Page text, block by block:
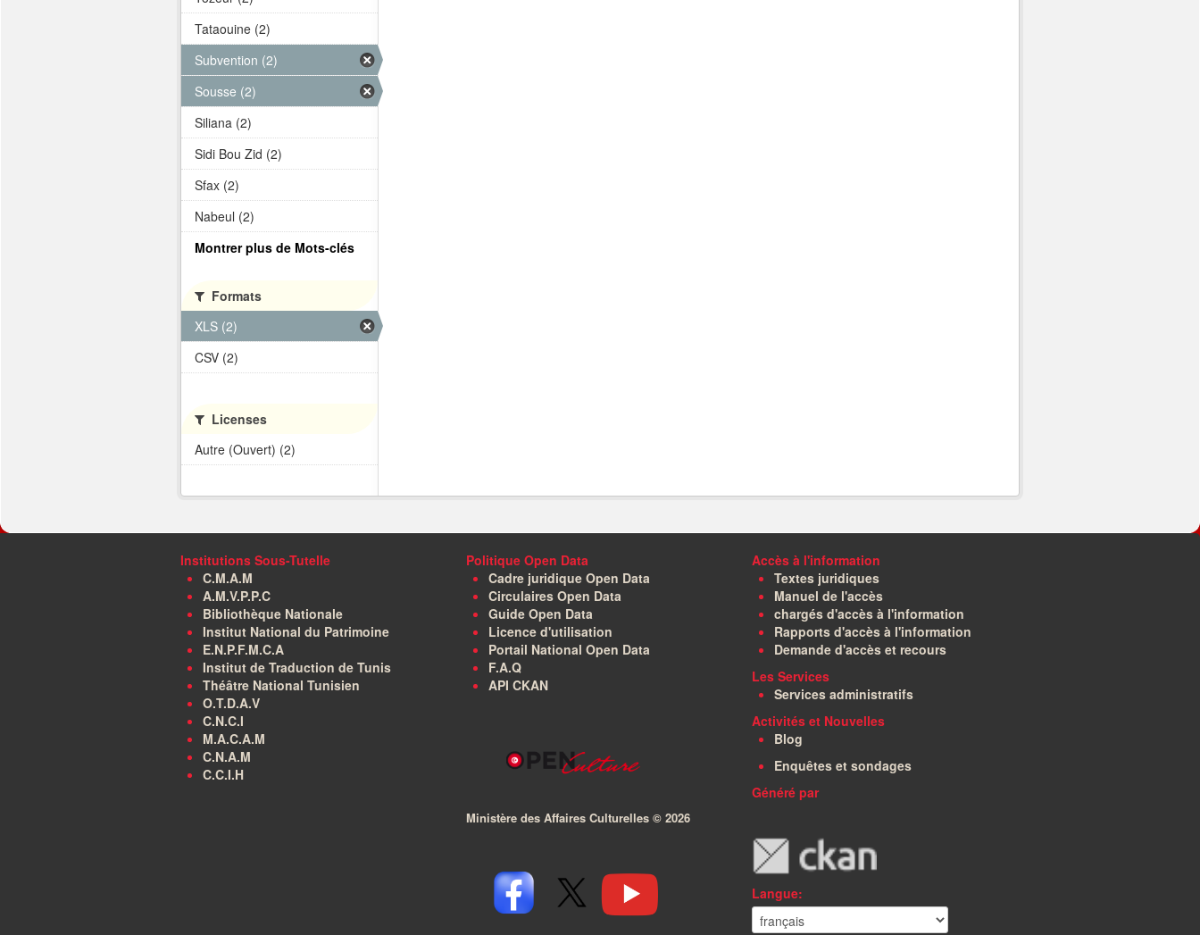
Tataouine (2)
Subvention (2)
Sousse (2)
Siliana (2)
Sidi Bou Zid (2)
Sfax (2)
Nabeul (2)
Montrer plus de Mots-clés
Formats
XLS (2)
CSV (2)
Licenses
Autre (Ouvert) (2)
Institutions Sous-Tutelle
C.M.A.M
A.M.V.P.P.C
Bibliothèque Nationale
Institut National du Patrimoine
E.N.P.F.M.C.A
Institut de Traduction de Tunis
Théâtre National Tunisien
O.T.D.A.V
C.N.C.I
M.A.C.A.M
C.N.A.M
C.C.I.H
Politique Open Data
Cadre juridique Open Data
Circulaires Open Data
Guide Open Data
Licence d'utilisation
Portail National Open Data
F.A.Q
API CKAN
Ministère des Affaires Culturelles © 2026
Accès à l'information
Textes juridiques
Manuel de l'accès
chargés d'accès à l'information
Rapports d'accès à l'information
Demande d'accès et recours
Les Services
Services administratifs
Activités et Nouvelles
Blog
Enquêtes et sondages
Généré par
Langue